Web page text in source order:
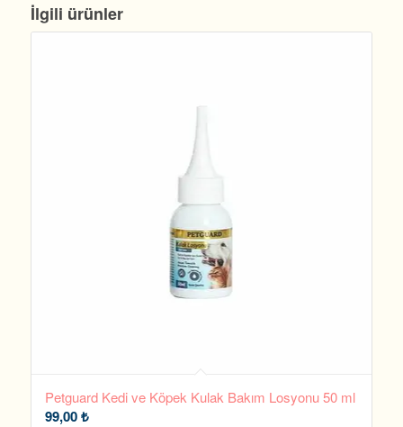
İlgili ürünler
Petguard Kedi ve Köpek Kulak Bakım Losyonu 50 ml
99,00₺